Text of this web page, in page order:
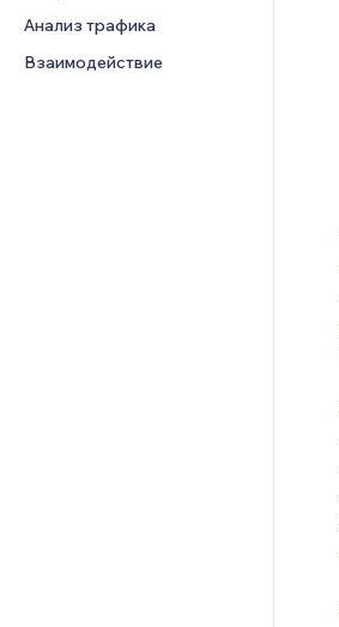
Анализ трафика
Взаимодействие